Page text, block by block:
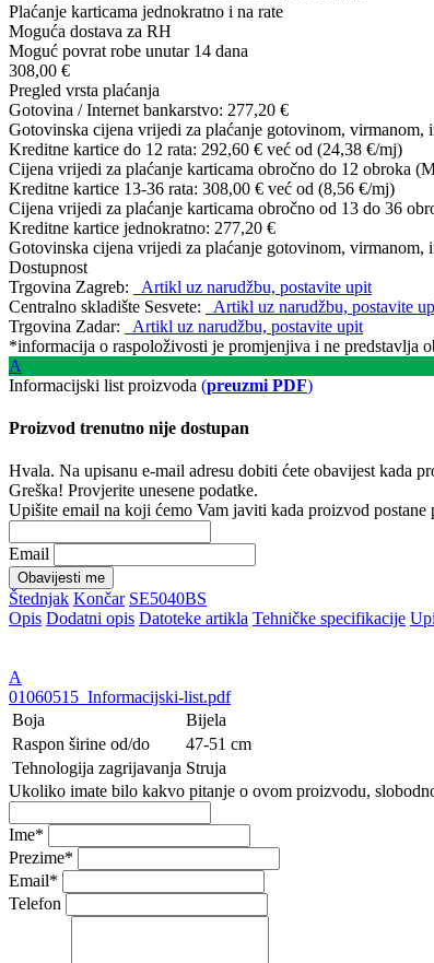
Plaćanje karticama jednokratno i na rate
Moguća dostava za RH
Moguć povrat robe unutar 14 dana
308,00 €
Pregled vrsta plaćanja
Gotovina / Internet bankarstvo: 277,20 €
Gotovinska cijena vrijedi za plaćanje gotovinom, virmanom,
Kreditne kartice do 12 rata: 292,60 € već od (24,38 €/mj)
Cijena vrijedi za plaćanje karticama obročno do 12 obroka
Kreditne kartice 13-36 rata: 308,00 € već od (8,56 €/mj)
Cijena vrijedi za plaćanje karticama obročno od 13 do 36
Kreditne kartice jednokratno: 277,20 €
Gotovinska cijena vrijedi za plaćanje gotovinom, virmanom,
Dostupnost
Trgovina Zagreb:
Artikl uz narudžbu, postavite upit
Centralno skladište Sesvete:
Artikl uz narudžbu, postavite
Trgovina Zadar:
Artikl uz narudžbu, postavite upit
*informacija o raspoloživosti je promjenjiva i ne predstavlja
A
Informacijski list proizvoda (preuzmi PDF)
Proizvod trenutno nije dostupan
Hvala. Na upisanu e-mail adresu dobiti ćete obavijest kada
Greška! Provjerite unesene podatke.
Upišite email na koji ćemo Vam javiti kada proizvod postane
Email
Obavijesti me
Štednjak Končar SE5040BS
Opis Dodatni opis Datoteke artikla Tehničke specifikacije
A
01060515_Informacijski-list.pdf
Boja
Bijela
Raspon širine od/do
47-51 cm
Tehnologija zagrijavanja Struja
Ukoliko imate bilo kakvo pitanje o ovom proizvodu,
Ime*
Prezime*
Email*
Telefon